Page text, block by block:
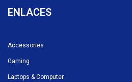
ENLACES
Accessories
Gaming
Laptops & Computer